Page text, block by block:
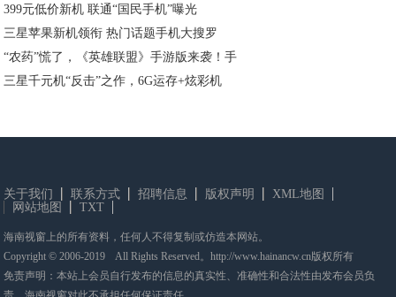
399元低价新机 联通“国民手机”曝光
三星苹果新机领衔 热门话题手机大搜罗
“农药”慌了，《英雄联盟》手游版来袭！手
三星千元机“反击”之作，6G运存+炫彩机
关于我们 联系方式 招聘信息 版权声明
XML地图
网站地图
TXT
海南视窗上的所有资料，任何人不得复制或仿造本网站。
Copyright © 2006-2019 All Rights Reserved。http://www.hainancw.cn版权所有
免责声明：本站上会员自行发布的信息的真实性、准确性和合法性由发布会员负